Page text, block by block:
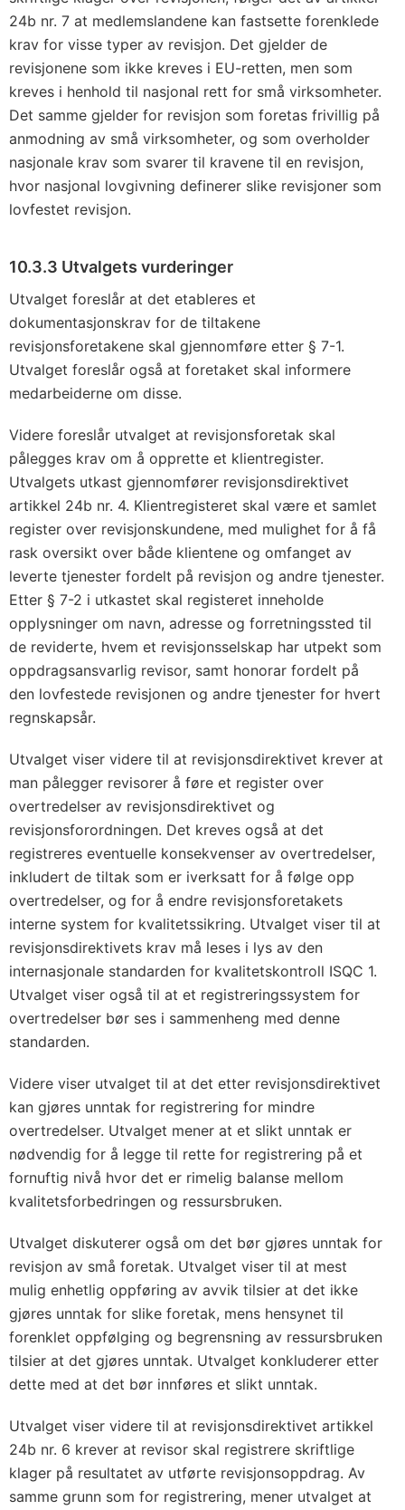
24b nr. 7 at medlemslandene kan fastsette forenklede
krav for visse typer av revisjon. Det gjelder de
revisjonene som ikke kreves i EU-retten, men som
kreves i henhold til nasjonal rett for små virksomheter.
Det samme gjelder for revisjon som foretas frivillig på
anmodning av små virksomheter, og som overholder
nasjonale krav som svarer til kravene til en revisjon,
hvor nasjonal lovgivning definerer slike revisjoner som
lovfestet revisjon.
10.3.3 Utvalgets vurderinger
Utvalget foreslår at det etableres et
dokumentasjonskrav for de tiltakene
revisjonsforetakene skal gjennomføre etter § 7-1.
Utvalget foreslår også at foretaket skal informere
medarbeiderne om disse.
Videre foreslår utvalget at revisjonsforetak skal
pålegges krav om å opprette et klientregister.
Utvalgets utkast gjennomfører revisjonsdirektivet
artikkel 24b nr. 4. Klientregisteret skal være et samlet
register over revisjonskundene, med mulighet for å få
rask oversikt over både klientene og omfanget av
leverte tjenester fordelt på revisjon og andre tjenester.
Etter § 7-2 i utkastet skal registeret inneholde
opplysninger om navn, adresse og forretningssted til
de reviderte, hvem et revisjonsselskap har utpekt som
oppdragsansvarlig revisor, samt honorar fordelt på
den lovfestede revisjonen og andre tjenester for hvert
regnskapsår.
Utvalget viser videre til at revisjonsdirektivet krever at
man pålegger revisorer å føre et register over
overtredelser av revisjonsdirektivet og
revisjonsforordningen. Det kreves også at det
registreres eventuelle konsekvenser av overtredelser,
inkludert de tiltak som er iverksatt for å følge opp
overtredelser, og for å endre revisjonsforetakets
interne system for kvalitetssikring. Utvalget viser til at
revisjonsdirektivets krav må leses i lys av den
internasjonale standarden for kvalitetskontroll ISQC 1.
Utvalget viser også til at et registreringssystem for
overtredelser bør ses i sammenheng med denne
standarden.
Videre viser utvalget til at det etter revisjonsdirektivet
kan gjøres unntak for registrering for mindre
overtredelser. Utvalget mener at et slikt unntak er
nødvendig for å legge til rette for registrering på et
fornuftig nivå hvor det er rimelig balanse mellom
kvalitetsforbedringen og ressursbruken.
Utvalget diskuterer også om det bør gjøres unntak for
revisjon av små foretak. Utvalget viser til at mest
mulig enhetlig oppføring av avvik tilsier at det ikke
gjøres unntak for slike foretak, mens hensynet til
forenklet oppfølging og begrensning av ressursbruken
tilsier at det gjøres unntak. Utvalget konkluderer etter
dette med at det bør innføres et slikt unntak.
Utvalget viser videre til at revisjonsdirektivet artikkel
24b nr. 6 krever at revisor skal registrere skriftlige
klager på resultatet av utførte revisjonsoppdrag. Av
samme grunn som for registrering, mener utvalget at